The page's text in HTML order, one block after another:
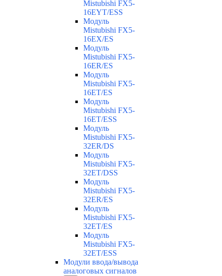
Mistubishi FX5-
16EYT/ESS
Модуль
Mistubishi FX5-
16EX/ES
Модуль
Mistubishi FX5-
16ER/ES
Модуль
Mistubishi FX5-
16ET/ES
Модуль
Mistubishi FX5-
16ET/ESS
Модуль
Mistubishi FX5-
32ER/DS
Модуль
Mistubishi FX5-
32ET/DSS
Модуль
Mistubishi FX5-
32ER/ES
Модуль
Mistubishi FX5-
32ET/ES
Модуль
Mistubishi FX5-
32ET/ESS
Модули ввода/вывода
аналоговых сигналов